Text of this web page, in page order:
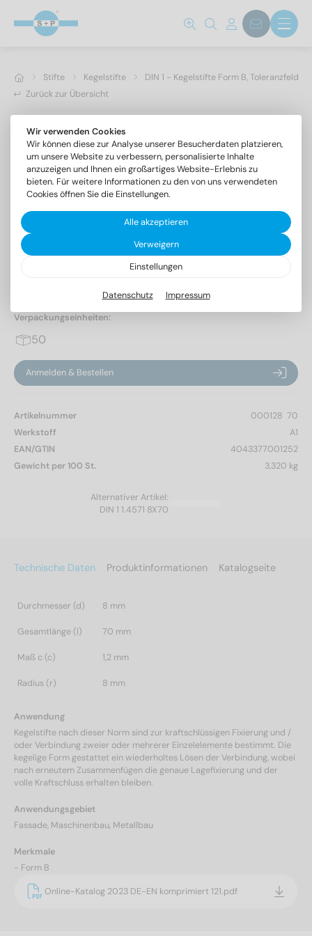
Stifte Kegelstifte
DIN 1 - Kegelstifte Form B, Toleranzfeld
Zurück zur Übersicht
Kegelstifte Form B, Toleranzfeld h10
Verpackungseinheiten:
50
Anmelden & Bestellen
Artikelnummer
000128  70
Werkstoff
A1
EAN/GTIN
4043377001252
Gewicht per 100 St.
3,320 kg
Alternativer Artikel:
DIN 1 1.4571 8X70
Technische Daten Produktinformationen Katalogseite
Durchmesser (d) 8 mm
Gesamtlänge (l) 70 mm
Maß c (c) 1,2 mm
Radius (r) 8 mm
Anwendung
Kegelstifte nach dieser Norm sind zur kraftschlüssigen Fixierung und /
oder Verbindung zweier oder mehrerer Einzelelemente bestimmt. Die
kegelige Form gestattet ein wiederholtes Lösen der Verbindung, wobei
nach erneutem Zusammenfügen die genaue Lagefixierung und der
volle Kraftschluss erhalten bleiben.
Anwendungsgebiet
Fassade, Maschinenbau, Metallbau
Merkmale
- Form B
Online-Katalog 2023 DE-EN komprimiert 121.pdf
Wir verwenden Cookies
Wir können diese zur Analyse unserer Besucherdaten platzieren,
um unsere Website zu verbessern, personalisierte Inhalte
anzuzeigen und Ihnen ein großartiges Website-Erlebnis zu
bieten. Für weitere Informationen zu den von uns verwendeten
Cookies öffnen Sie die Einstellungen.
Alle akzeptieren
Verweigern
Einstellungen
Datenschutz Impressum